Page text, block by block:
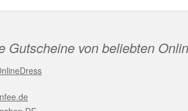
Gutscheine von beliebten